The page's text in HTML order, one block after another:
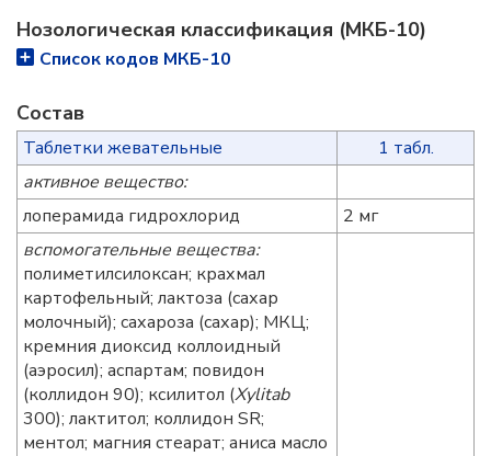
Нозологическая классификация (МКБ-10)
Список кодов МКБ-10
Состав
Таблетки жевательные
1 табл.
активное вещество:
лоперамида гидрохлорид
2 мг
вспомогательные вещества:
полиметилсилоксан; крахмал
картофельный; лактоза (сахар
молочный); сахароза (сахар); МКЦ;
кремния диоксид коллоидный
(аэросил); аспартам; повидон
(коллидон 90); ксилитол (Xylitab
300); лактитол; коллидон SR;
ментол; магния стеарат; аниса масло